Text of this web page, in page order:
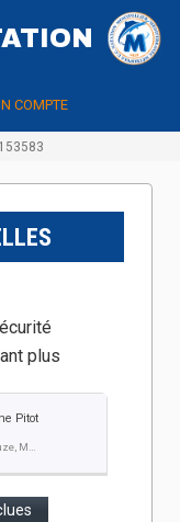
COMPTE
plus
Pitot